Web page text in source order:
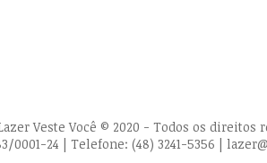
Veste Você © 2020 - Todos os direitos
0001-24 | Telefone: (48) 3241-5356 |